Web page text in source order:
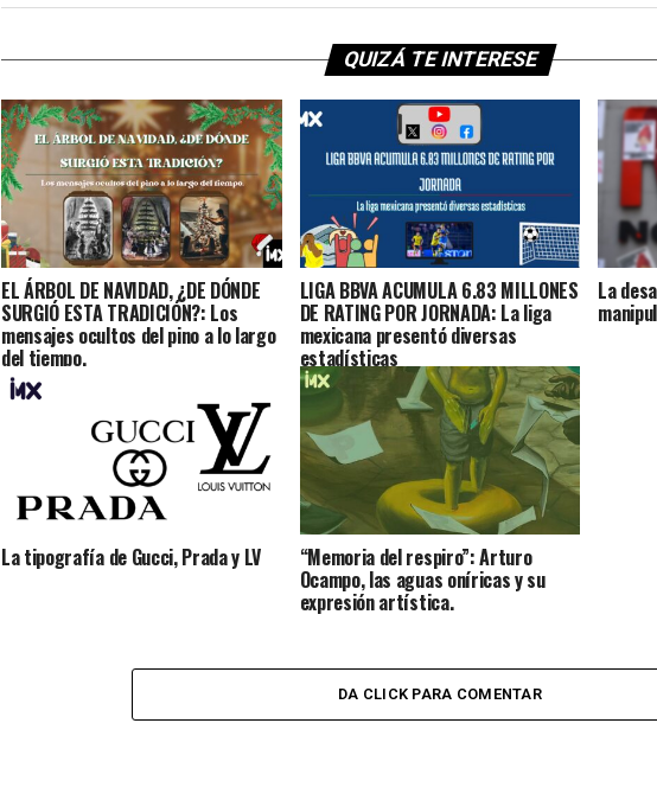
QUIZÁ TE INTERESE
EL ÁRBOL DE NAVIDAD, ¿DE DÓNDE
SURGIÓ ESTA TRADICIÓN?: Los
mensajes ocultos del pino a lo largo
del tiempo.
LIGA BBVA ACUMULA 6.83 MILLONES
DE RATING POR JORNADA: La liga
mexicana presentó diversas
estadísticas
La
La tipografía de Gucci, Prada y LV “Memoria del respiro”: Arturo
Ocampo, las aguas oníricas y su
expresión artística.
DA CLICK PARA COMENTAR